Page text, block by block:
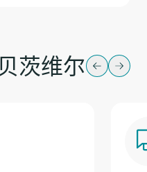
茨维尔